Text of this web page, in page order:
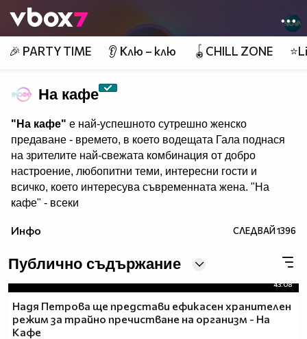
👾
🎉 PARTY TIME 👂 Клю – клю 🪀CHILL ZONE
На кафе
"На кафе" е най-успешното сутрешно женско
предаване - времето, в което водещата Гала поднася
на зрителите най-свежата комбинация от добро
настроение, любопитни теми, интересни гости и
всичко, което интересува съвременната жена. "На
кафе" - всеки
може да гледате и в
Инфо СЛЕДВАЙ1396
Публично съдържание
43:08
Надя Петрова ще представи ефикасен хранителен
режим за трайно пречистване на организм - На
Кафе